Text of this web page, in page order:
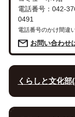
電話番号：042-
0491
電話番号のかけ間違
お問い合わせ
くらしと文化